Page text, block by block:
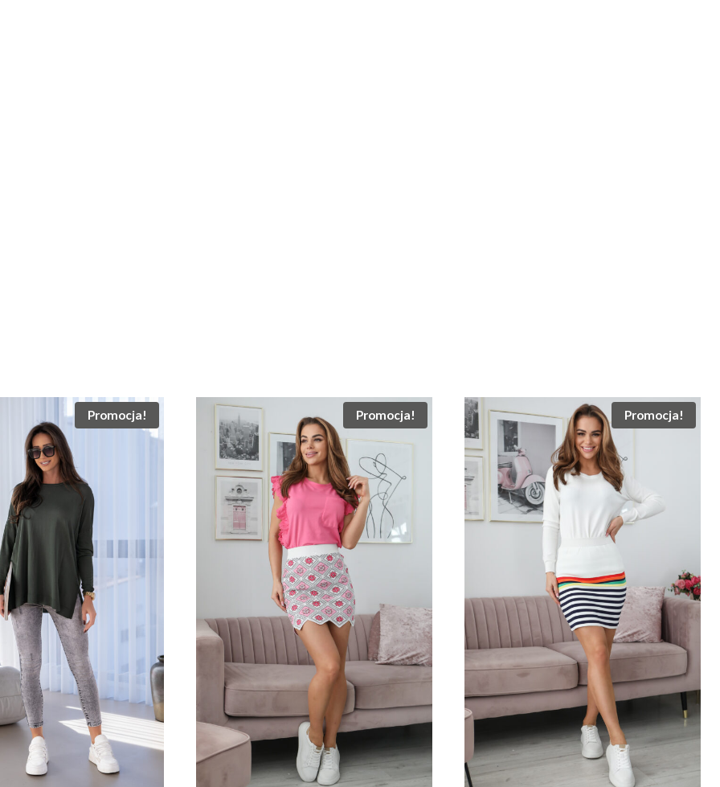
Promocja! Promocja! Promocja!